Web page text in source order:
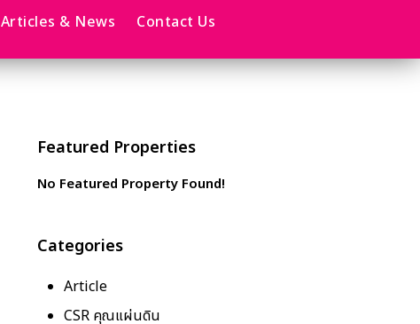
Articles & News Contact Us
Featured Properties
No Featured Property Found!
Categories
Article
CSR คุณแผ่นดิน